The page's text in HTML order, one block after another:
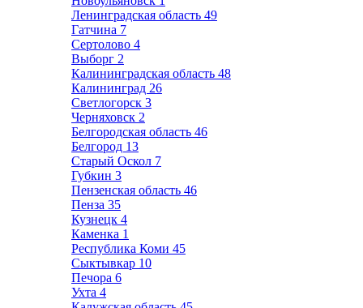
Ленинградская область 49
Гатчина 7
Сертолово 4
Выборг 2
Калининградская область 48
Калининград 26
Светлогорск 3
Черняховск 2
Белгородская область 46
Белгород 13
Старый Оскол 7
Губкин 3
Пензенская область 46
Пенза 35
Кузнецк 4
Каменка 1
Республика Коми 45
Сыктывкар 10
Печора 6
Ухта 4